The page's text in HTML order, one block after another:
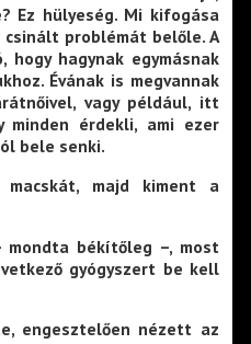
Ez hülyeség. Mi kifogása
problémát belőle. A
hagynak egymásnak
Évának is megvannak
vagy például, itt
érdekli, ami ezer
bele senki.
majd kiment a
mondta békítőleg –, most
gyógyszert be kell
engesztelően nézett az